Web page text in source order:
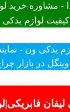
- مشاوره خرید
لوازم یدکی
یدکی ون -
در بازار